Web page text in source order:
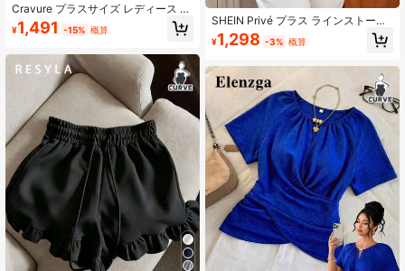
Cravure プラスサイズ レディース ラ
ンタンスリーブ装飾 パーティー シア
ーメッシュトップ
¥1,491 -15% 概算
SHEIN Privé プラス ラインストーン
詳細 シアーメッシュ ブラなし トッ
プス
¥1,298 -3% 概算